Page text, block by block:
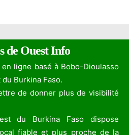
de Ouest Info
ligne basé à Bobo-Dioulasso
Burkina Faso.
de donner plus de visibilité
du Burkina Faso dispose
fiable et plus proche de la